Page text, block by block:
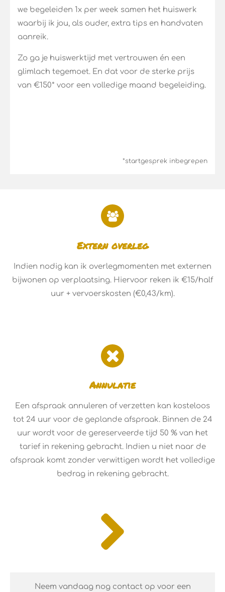
we begeleiden 1x per week samen het huiswerk
waarbij ik jou, als ouder, extra tips en handvaten
aanreik.
Zo ga je huiswerktijd met vertrouwen én een
glimlach tegemoet. En dat voor de sterke prijs
van €150* voor een volledige maand begeleiding.
*startgesprek inbegrepen
Extern overleg
Indien nodig kan ik overlegmomenten met externen
bijwonen op verplaatsing. Hiervoor reken ik €15/half
uur + vervoerskosten (€0,43/km).
Annulatie
Een afspraak annuleren of verzetten kan kosteloos
tot 24 uur voor de geplande afspraak. Binnen de 24
uur wordt voor de gereserveerde tijd 50 % van het
tarief in rekening gebracht. Indien u niet naar de
afspraak komt zonder verwittigen wordt het volledige
bedrag in rekening gebracht.
Neem vandaag nog contact op voor een